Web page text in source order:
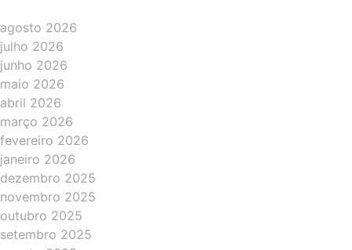
agosto 2026
julho 2026
junho 2026
maio 2026
abril 2026
março 2026
fevereiro 2026
janeiro 2026
dezembro 2025
novembro 2025
outubro 2025
setembro 2025